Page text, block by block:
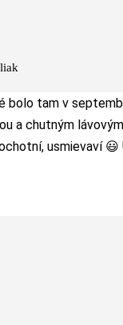
bolo tam v
a chutným
usmievaví 😃